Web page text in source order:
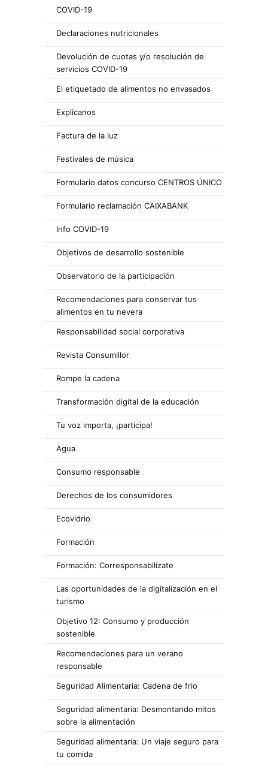
COVID-19
Declaraciones nutricionales
Devolución de cuotas y/o resolución de
servicios COVID-19
El etiquetado de alimentos no envasados
Explicanos
Factura de la luz
Festivales de música
Formulario datos concurso CENTROS ÚNICO
Formulario reclamación CAIXABANK
Info COVID-19
Objetivos de desarrollo sostenible
Observatorio de la participación
Recomendaciones para conservar tus
alimentos en tu nevera
Responsabilidad social corporativa
Revista Consumillor
Rompe la cadena
Transformación digital de la educación
Tu voz importa, ¡participa!
Agua
Consumo responsable
Derechos de los consumidores
Ecovidrio
Formación
Formación: Corresponsabilízate
Las oportunidades de la digitalización en el
turismo
Objetivo 12: Consumo y producción
sostenible
Recomendaciones para un verano
responsable
Seguridad Alimentaria: Cadena de frio
Seguridad alimentaria: Desmontando mitos
sobre la alimentación
Seguridad alimentaria: Un viaje seguro para
tu comida